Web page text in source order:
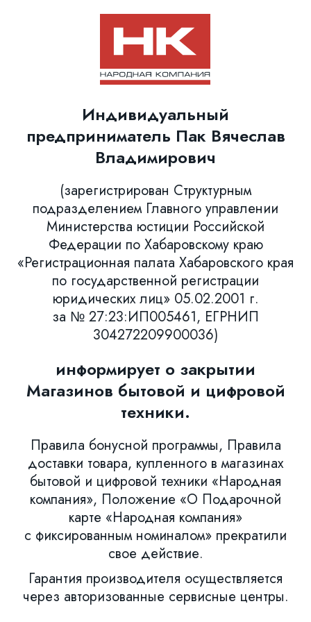
Индивидуальный
предприниматель Пак Вячеслав
Владимирович
(зарегистрирован Структурным
подразделением Главного управлении
Министерства юстиции Российской
Федерации по Хабаровскому краю
«Регистрационная палата Хабаровского края
по государственной регистрации
юридических лиц» 05.02.2001 г.
за № 27:23:ИП005461, ЕГРНИП
304272209900036)
информирует о закрытии
Магазинов бытовой и цифровой
техники.
Правила бонусной программы, Правила
доставки товара, купленного в магазинах
бытовой и цифровой техники «Народная
компания», Положение «О Подарочной
карте «Народная компания»
с фиксированным номиналом» прекратили
свое действие.
Гарантия производителя осуществляется
через авторизованные сервисные центры.